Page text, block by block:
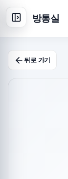
방통실
뒤로 가기